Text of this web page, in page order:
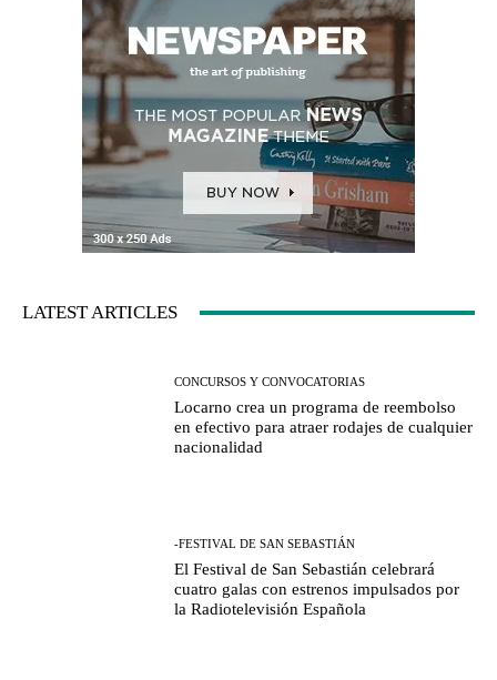
LATEST ARTICLES
CONCURSOS Y CONVOCATORIAS
Locarno crea un programa de reembolso
en efectivo para atraer rodajes de cualquier
nacionalidad
-FESTIVAL DE SAN SEBASTIÁN
El Festival de San Sebastián celebrará
cuatro galas con estrenos impulsados por
la Radiotelevisión Española